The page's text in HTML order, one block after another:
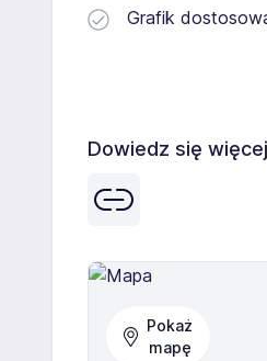
Grafik
Dowiedz się
Pokaż
mapę